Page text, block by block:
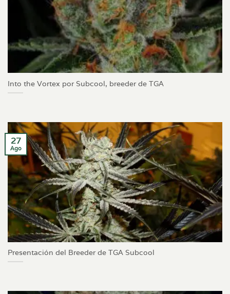
Into the Vortex por Subcool, breeder de TGA
Presentación del Breeder de TGA Subcool
27
Ago